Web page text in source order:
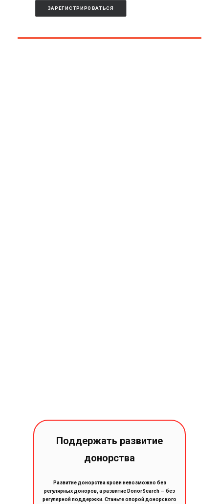
ЗАРЕГИСТРИРОВАТЬСЯ
Поддержать развитие
донорства
Развитие донорства крови невозможно без
регулярных доноров, а развитие DonorSearch — без
регулярной поддержки. Станьте опорой донорского